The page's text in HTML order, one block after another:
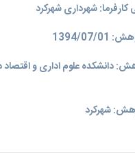
کارفرما: شهرداری شهرکرد
07/01
دانشکده علوم اداری و اقتصاد
شهرکرد